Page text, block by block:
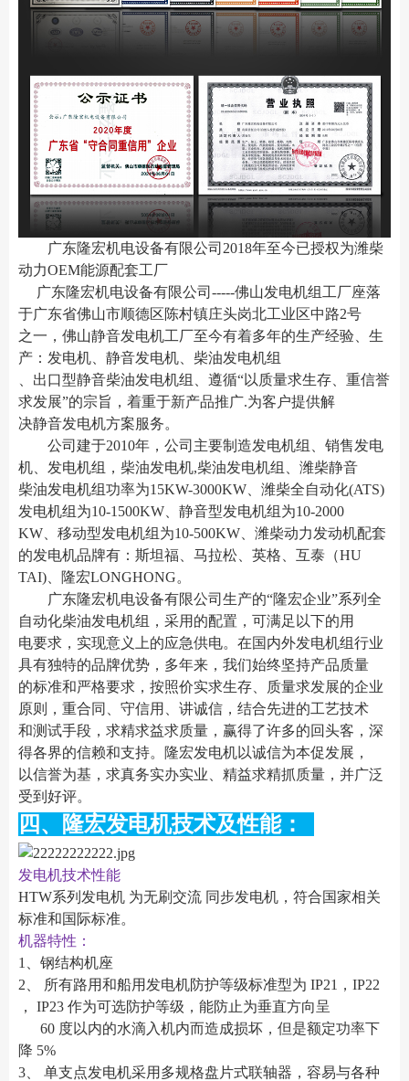
广东隆宏机电设备有限公司2018年至今已授权为潍柴
动力OEM能源配套工厂
广东隆宏机电设备有限公司-----佛山发电机组工厂座落
于广东省佛山市顺德区陈村镇庄头岗北工业区中路2号
之一 ，佛山静音发电机工厂至今有着多年的生产经验、生
产：发电机、静音发电机、柴油发电机组
、出口型静音柴油发电机组、遵循“以质量求生存、重信誉
求发展”的宗旨，着重于新产品推广.为客户提供解
决静音发电机方案服务。
公司建于2010年，公司主要制造发电机组、销售发电
机、发电机组，柴油发电机,柴油发电机组、潍柴静音
柴油发电机组功率为15KW-3000KW、潍柴全自动化(ATS)
发电机组为10-1500KW、静音型发电机组为10-2000
KW、移动型发电机组为10-500KW、潍柴动力发动机配套
的发电机品牌有：斯坦福、马拉松、英格、互泰（HU
TAI)、隆宏LONGHONG。
广东隆宏机电设备有限公司生产的“隆宏企业”系列全
自动化柴油发电机组，采用的配置，可满足以下的用
电要求，实现意义上的应急供电。在国内外发电机组行业
具有独特的品牌优势，多年来，我们始终坚持产品质量
的标准和严格要求，按照价实求生存、质量求发展的企业
原则，重合同、守信用、讲诚信，结合先进的工艺技术
和测试手段，求精求益求质量，赢得了许多的回头客，深
得各界的信赖和支持。隆宏发电机以诚信为本促发展，
以信誉为基，求真务实办实业、精益求精抓质量，并广泛
受到好评。
四、隆宏发电机技术及性能：
发电机技术性能
HTW系列发电机 为无刷交流 同步发电机，符合国家相关
标准和国际标准。
机器特性：
1、钢结构机座
2、 所有路用和船用发电机防护等级标准型为 IP21，IP22
， IP23 作为可选防护等级，能防止为垂直方向呈
60 度以内的水滴入机内而造成损坏，但是额定功率下
降 5%
3、 单支点发电机采用多规格盘片式联轴器，容易与各种